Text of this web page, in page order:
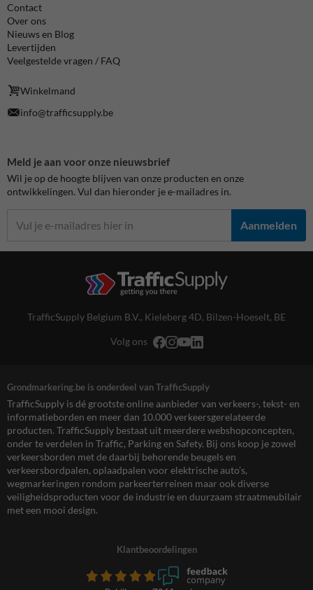
Contact
Over ons
Nieuws en Blog
Levertijden
Veelgestelde vragen / FAQ
Winkelmand
info@trafficsupply.be
Meld je aan voor onze nieuwsbrief
Wil je op de hoogte blijven van onze producten en onze
ontwikkelingen. Vul dan hieronder je e-mailadres in.
Aanmelden
TrafficSupply Belgium B.V., Kieleberg 4D, Bilzen-Hoeselt, BE
Volg ons
Grondmarkering.be is onderdeel van TrafficSupply
TrafficSupply is dé grootste online aanbieder van verkeers-, tekst- en
informatieborden en meer dan 10.000 verkeersgerelateerde
producten. TrafficSupply bestaat uit meerdere webshopconcepten,
onder te verdelen in Traffic, Parking en Safety. Bij ons koop je zowel
verkeersborden met de daarbij behorende beugels en
verkeersbordpalen, oplaadpalen voor elektrische auto’s,
wegmarkeringen rondom parkeerterreinen maar ook diverse
veiligheidsproducten voor de industrie en duurzaam straatmeubilair
met een mooi design.
Klantbeoordelingen